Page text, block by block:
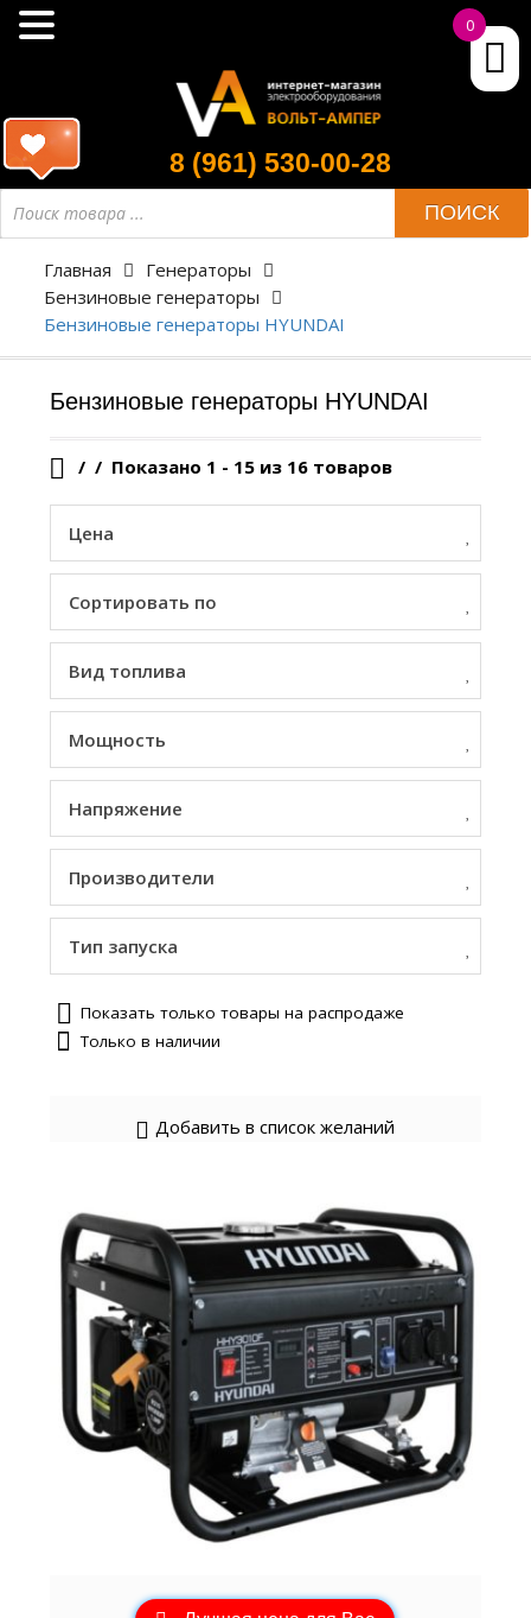
8 (961) 530-00-28
товара
ПОИСК
Главная
Генераторы
Бензиновые генераторы
Бензиновые генераторы HYUNDAI
Бензиновые генераторы HYUNDAI
/ Показано 1 - 15 из 16 товаров
Цена
Сортировать по
Вид топлива
Мощность
Напряжение
Производители
Тип запуска
Показать только товары на распродаже
Только в наличии
Добавить в список желаний
0